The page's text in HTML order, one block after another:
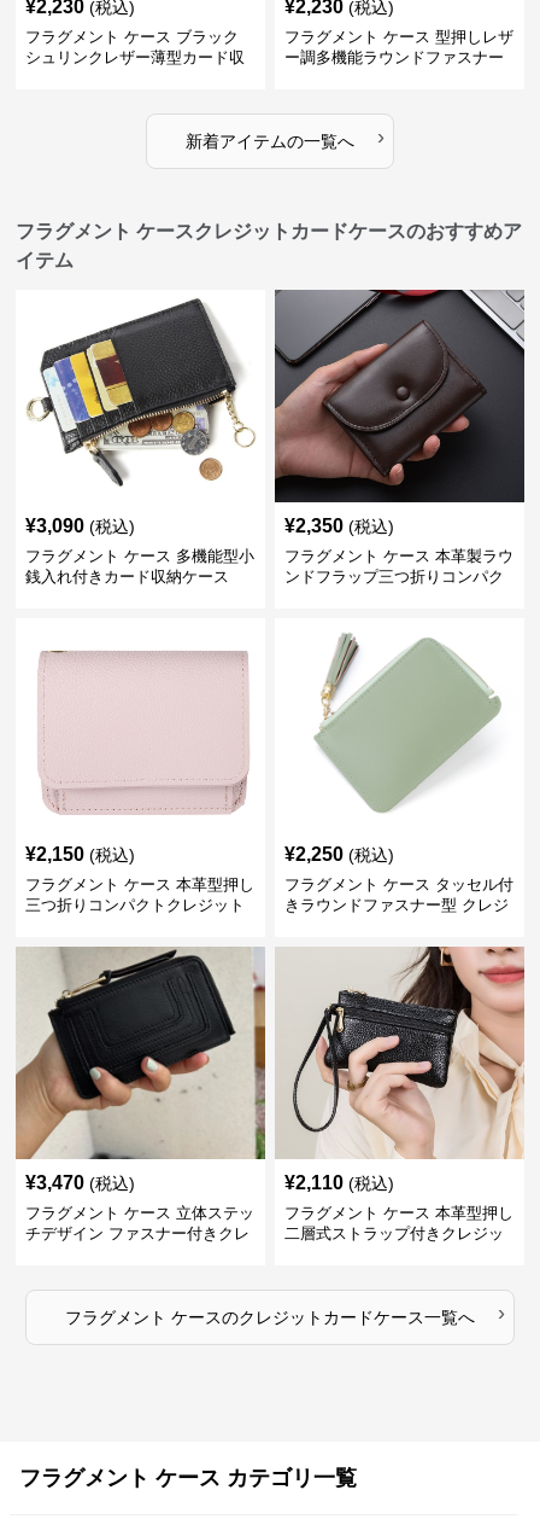
¥2,230 (税込)
フラグメント ケース ブラック
シュリンクレザー薄型カード収
¥2,230 (税込)
フラグメント ケース 型押しレザ
ー調多機能ラウンドファスナー
新着アイテムの一覧へ ›
フラグメント ケースクレジットカードケースのおすすめア
イテム
¥3,090 (税込)
フラグメント ケース 多機能型小
銭入れ付きカード収納ケース
¥2,350 (税込)
フラグメント ケース 本革製ラウ
ンドフラップ三つ折りコンパク
¥2,150 (税込)
フラグメント ケース 本革型押し
三つ折りコンパクトクレジット
¥2,250 (税込)
フラグメント ケース タッセル付
きラウンドファスナー型 クレジ
¥3,470 (税込)
フラグメント ケース 立体ステッ
チデザイン ファスナー付きクレ
¥2,110 (税込)
フラグメント ケース 本革型押し
二層式ストラップ付きクレジッ
フラグメント ケースのクレジットカードケース一覧へ ›
フラグメント ケース カテゴリ一覧